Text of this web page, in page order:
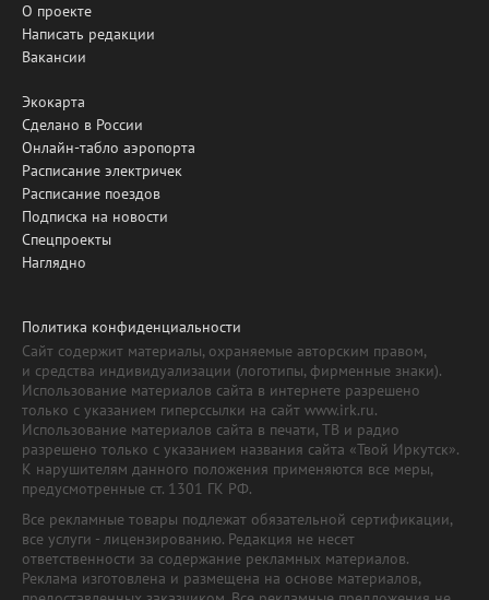
О проекте
Написать редакции
Вакансии
Экокарта
Сделано в России
Онлайн-табло аэропорта
Расписание электричек
Расписание поездов
Подписка на новости
Спецпроекты
Наглядно
Политика конфиденциальности
Сайт содержит материалы, охраняемые авторским правом,
и средства индивидуализации (логотипы, фирменные знаки).
Использование материалов сайта в интернете разрешено
только с указанием гиперссылки на сайт www.irk.ru.
Использование материалов сайта в печати, ТВ и радио
разрешено только с указанием названия сайта «Твой Иркутск».
К нарушителям данного положения применяются все меры,
предусмотренные ст. 1301 ГК РФ.
Все рекламные товары подлежат обязательной сертификации,
все услуги - лицензированию. Редакция не несет
ответственности за содержание рекламных материалов.
Реклама изготовлена и размещена на основе материалов,